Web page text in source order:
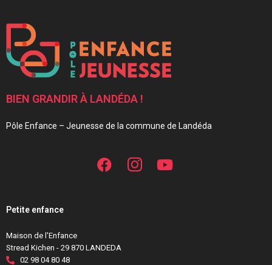
BIEN GRANDIR À LANDÉDA !
Pôle Enfance – Jeunesse de la commune de Landéda
Petite enfance
Maison de l'Enfance
Stread Kichen - 29 870 LANDEDA
02 98 04 80 48